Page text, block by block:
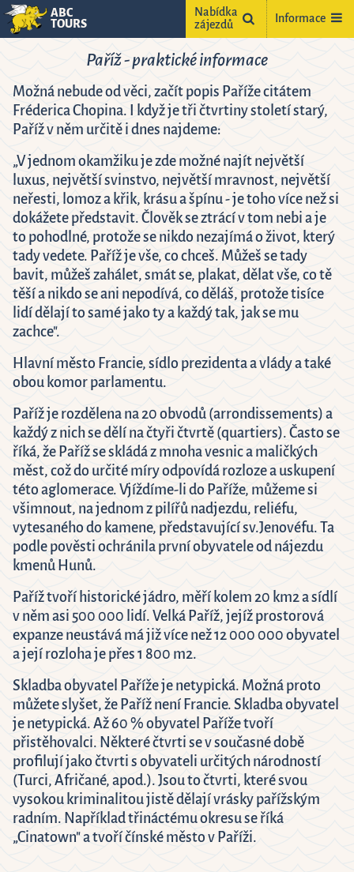
ABC
TOURS Informace
Nabídka
zájezdů
ne
2
9
16
23
30
6
Paříž - praktické informace
Možná nebude od věci, začít popis Paříže citátem
Fréderica Chopina. I když je tři čtvrtiny století starý,
Paříž v něm určitě i dnes najdeme:
„V jednom okamžiku je zde možné najít největší
luxus, největší svinstvo, největší mravnost, největší
neřesti, lomoz a křik, krásu a špínu - je toho více než si
dokážete představit. Člověk se ztrácí v tom nebi a je
to pohodlné, protože se nikdo nezajímá o život, který
tady vedete. Paříž je vše, co chceš. Můžeš se tady
bavit, můžeš zahálet, smát se, plakat, dělat vše, co tě
těší a nikdo se ani nepodívá, co děláš, protože tisíce
lidí dělají to samé jako ty a každý tak, jak se mu
zachce".
Hlavní město Francie, sídlo prezidenta a vlády a také
obou komor parlamentu.
Paříž je rozdělena na 20 obvodů (arrondissements) a
každý z nich se dělí na čtyři čtvrtě (quartiers). Často se
říká, že Paříž se skládá z mnoha vesnic a maličkých
měst, což do určité míry odpovídá rozloze a uskupení
této aglomerace. Vjíždíme-li do Paříže, můžeme si
všimnout, na jednom z pilířů nadjezdu, reliéfu,
vytesaného do kamene, představující sv.Jenovéfu. Ta
podle pověsti ochránila první obyvatele od nájezdu
kmenů Hunů.
Paříž tvoří historické jádro, měří kolem 20 km2 a sídlí
v něm asi 500 000 lidí. Velká Paříž, jejíž prostorová
expanze neustává má již více než 12 000 000 obyvatel
a její rozloha je přes 1 800 m2.
Skladba obyvatel Paříže je netypická. Možná proto
můžete slyšet, že Paříž není Francie. Skladba obyvatel
je netypická. Až 60 % obyvatel Paříže tvoří
přistěhovalci. Některé čtvrti se v současné době
profilují jako čtvrti s obyvateli určitých národností
(Turci, Afričané, apod.). Jsou to čtvrti, které svou
vysokou kriminalitou jistě dělají vrásky pařížským
radním. Například třináctému okresu se říká
„Cinatown" a tvoří čínské město v Paříži.